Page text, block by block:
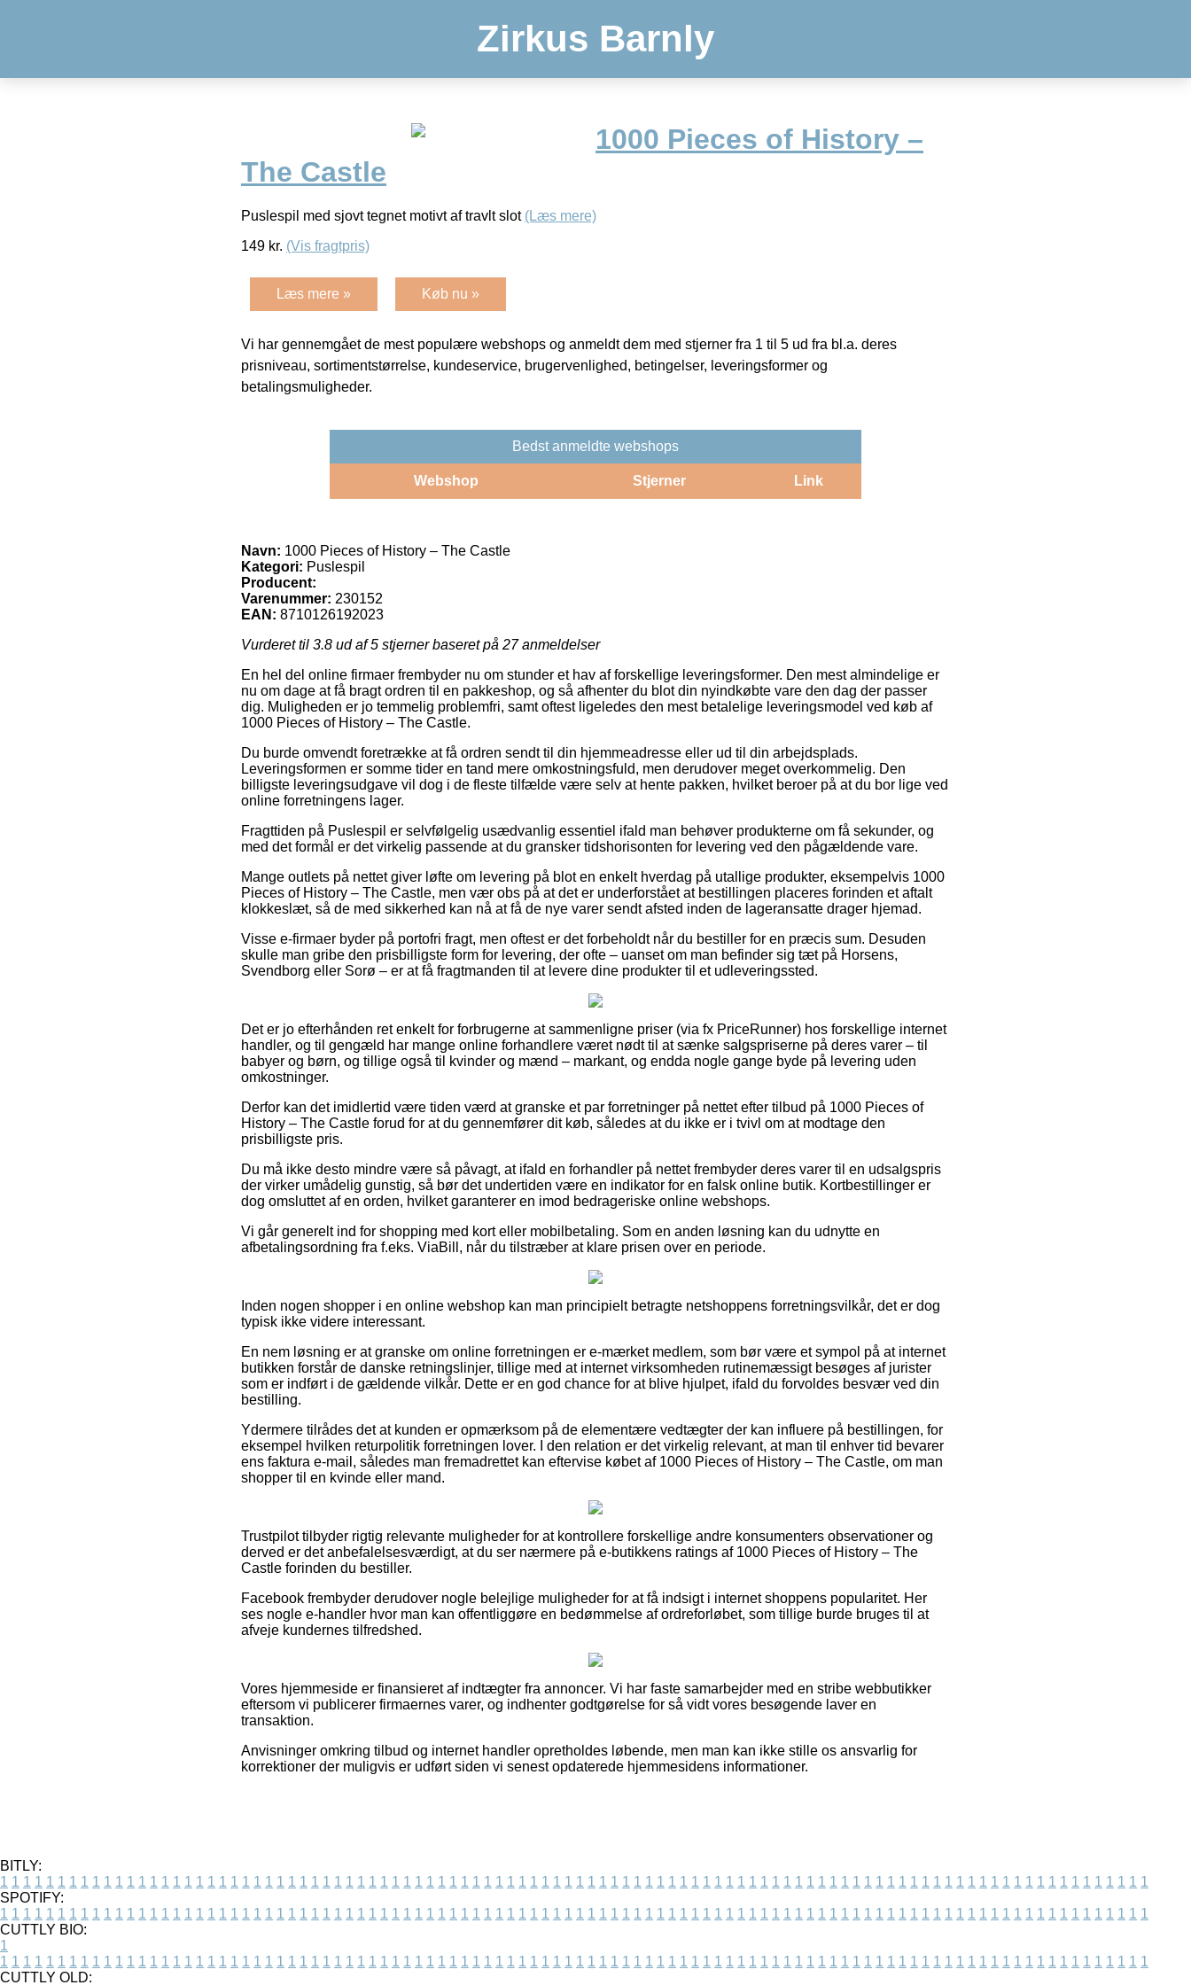
Zirkus Barnly
1000 Pieces of History –
The Castle
Puslespil med sjovt tegnet motivt af travlt slot (Læs mere)
149 kr. (Vis fragtpris)
Læs mere » Køb nu »
Vi har gennemgået de mest populære webshops og anmeldt dem med stjerner fra 1 til 5 ud fra bl.a. deres
prisniveau, sortimentstørrelse, kundeservice, brugervenlighed, betingelser, leveringsformer og
betalingsmuligheder.
Bedst anmeldte webshops
Webshop Stjerner Link
Navn: 1000 Pieces of History – The Castle
Kategori: Puslespil
Producent:
Varenummer: 230152
EAN: 8710126192023
Vurderet til 3.8 ud af 5 stjerner baseret på 27anmeldelser
En hel del online firmaer frembyder nu om stunder et hav af forskellige leveringsformer. Den mest almindelige er
nu om dage at få bragt ordren til en pakkeshop, og så afhenter du blot din nyindkøbte vare den dag der passer
dig. Muligheden er jo temmelig problemfri, samt oftest ligeledes den mest betalelige leveringsmodel ved køb af
1000 Pieces of History – The Castle.
Du burde omvendt foretrække at få ordren sendt til din hjemmeadresse eller ud til din arbejdsplads.
Leveringsformen er somme tider en tand mere omkostningsfuld, men derudover meget overkommelig. Den
billigste leveringsudgave vil dog i de fleste tilfælde være selv at hente pakken, hvilket beroer på at du bor lige ved
online forretningens lager.
Fragttiden på Puslespil er selvfølgelig usædvanlig essentiel ifald man behøver produkterne om få sekunder, og
med det formål er det virkelig passende at du gransker tidshorisonten for levering ved den pågældende vare.
Mange outlets på nettet giver løfte om levering på blot en enkelt hverdag på utallige produkter, eksempelvis 1000
Pieces of History – The Castle, men vær obs på at det er underforstået at bestillingen placeres forinden et aftalt
klokkeslæt, så de med sikkerhed kan nå at få de nye varer sendt afsted inden de lageransatte drager hjemad.
Visse e-firmaer byder på portofri fragt, men oftest er det forbeholdt når du bestiller for en præcis sum. Desuden
skulle man gribe den prisbilligste form for levering, der ofte – uanset om man befinder sig tæt på Horsens,
Svendborg eller Sorø – er at få fragtmanden til at levere dine produkter til et udleveringssted.
Det er jo efterhånden ret enkelt for forbrugerne at sammenligne priser (via fx PriceRunner) hos forskellige internet
handler, og til gengæld har mange online forhandlere været nødt til at sænke salgspriserne på deres varer – til
babyer og børn, og tillige også til kvinder og mænd – markant, og endda nogle gange byde på levering uden
omkostninger.
Derfor kan det imidlertid være tiden værd at granske et par forretninger på nettet efter tilbud på 1000 Pieces of
History – The Castle forud for at du gennemfører dit køb, således at du ikke er i tvivl om at modtage den
prisbilligste pris.
Du må ikke desto mindre være så påvagt, at ifald en forhandler på nettet frembyder deres varer til en udsalgspris
der virker umådelig gunstig, så bør det undertiden være en indikator for en falsk online butik. Kortbestillinger er
dog omsluttet af en orden, hvilket garanterer en imod bedrageriske online webshops.
Vi går generelt ind for shopping med kort eller mobilbetaling. Som en anden løsning kan du udnytte en
afbetalingsordning fra f.eks. ViaBill, når du tilstræber at klare prisen over en periode.
Inden nogen shopper i en online webshop kan man principielt betragte netshoppens forretningsvilkår, det er dog
typisk ikke videre interessant.
En nem løsning er at granske om online forretningen er e-mærket medlem, som bør være et sympol på at internet
butikken forstår de danske retningslinjer, tillige med at internet virksomheden rutinemæssigt besøges af jurister
som er indført i de gældende vilkår. Dette er en god chance for at blive hjulpet, ifald du forvoldes besvær ved din
bestilling.
Ydermere tilrådes det at kunden er opmærksom på de elementære vedtægter der kan influere på bestillingen, for
eksempel hvilken returpolitik forretningen lover. I den relation er det virkelig relevant, at man til enhver tid bevarer
ens faktura e-mail, således man fremadrettet kan eftervise købet af 1000 Pieces of History – The Castle, om man
shopper til en kvinde eller mand.
Trustpilot tilbyder rigtig relevante muligheder for at kontrollere forskellige andre konsumenters observationer og
derved er det anbefalelsesværdigt, at du ser nærmere på e-butikkens ratings af 1000 Pieces of History – The
Castle forinden du bestiller.
Facebook frembyder derudover nogle belejlige muligheder for at få indsigt i internet shoppens popularitet. Her
ses nogle e-handler hvor man kan offentliggøre en bedømmelse af ordreforløbet, som tillige burde bruges til at
afveje kundernes tilfredshed.
Vores hjemmeside er finansieret af indtægter fra annoncer. Vi har faste samarbejder med en stribe webbutikker
eftersom vi publicerer firmaernes varer, og indhenter godtgørelse for så vidt vores besøgende laver en
transaktion.
Anvisninger omkring tilbud og internet handler opretholdes løbende, men man kan ikke stille os ansvarlig for
korrektioner der muligvis er udført siden vi senest opdaterede hjemmesidens informationer.
BITLY:
1 1 1 1 1 1 1 1 1 1 1 1 1 1 1 1 1 1 1 1 1 1 1 1 1 1 1 1 1 1 1 1 1 1 1 1 1 1 1 1 1 1 1 1 1 1 1 1 1 1 1 1 1 1 1 1 1 1 1 1 1 1 1 1 1 1 1 1 1 1 1 1 1 1 1 1 1 1 1 1 1 1 1 1 1 1 1 1 1 1 1 1 1 1 1 1 1 1 1 1
SPOTIFY:
1 1 1 1 1 1 1 1 1 1 1 1 1 1 1 1 1 1 1 1 1 1 1 1 1 1 1 1 1 1 1 1 1 1 1 1 1 1 1 1 1 1 1 1 1 1 1 1 1 1 1 1 1 1 1 1 1 1 1 1 1 1 1 1 1 1 1 1 1 1 1 1 1 1 1 1 1 1 1 1 1 1 1 1 1 1 1 1 1 1 1 1 1 1 1 1 1 1 1 1
CUTTLY BIO:
1
1 1 1 1 1 1 1 1 1 1 1 1 1 1 1 1 1 1 1 1 1 1 1 1 1 1 1 1 1 1 1 1 1 1 1 1 1 1 1 1 1 1 1 1 1 1 1 1 1 1 1 1 1 1 1 1 1 1 1 1 1 1 1 1 1 1 1 1 1 1 1 1 1 1 1 1 1 1 1 1 1 1 1 1 1 1 1 1 1 1 1 1 1 1 1 1 1 1 1 1
CUTTLY OLD: